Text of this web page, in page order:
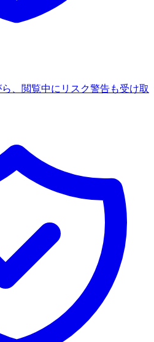
、閲覧中にリスク警告も受け取